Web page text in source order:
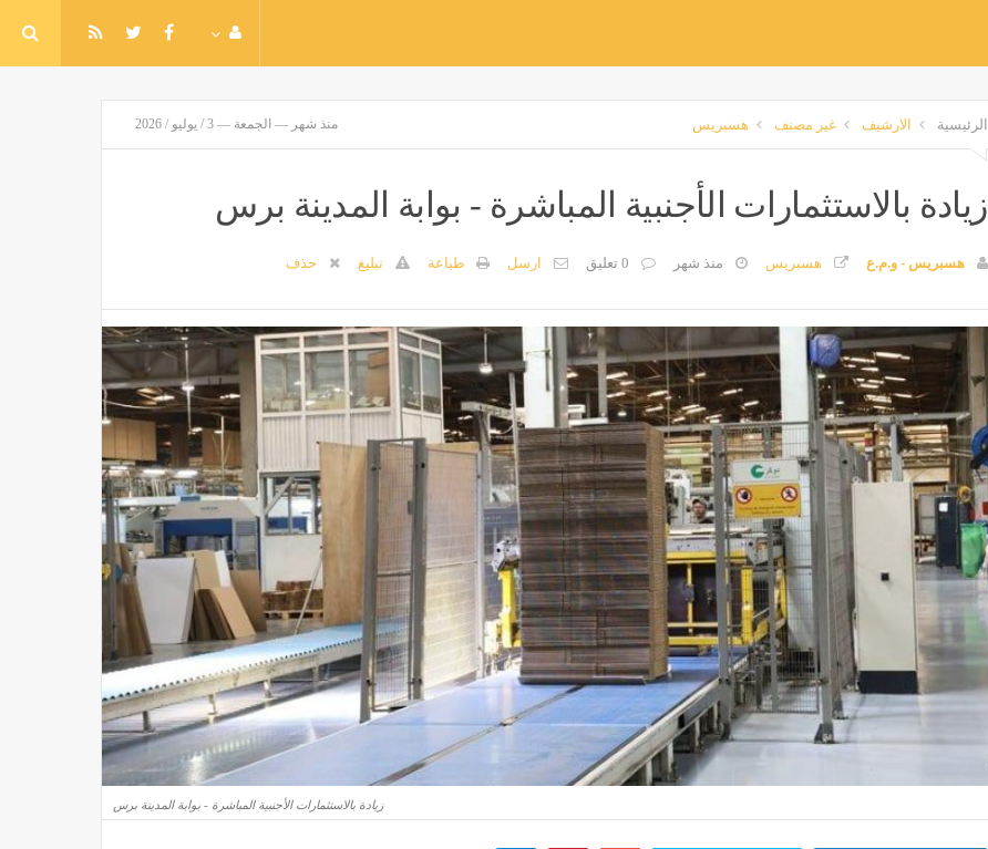
الرئيسية الارشيف غير مصنف هسبريس منذ شهر — الجمعة — 3 / يوليو / 2026
زيادة بالاستثمارات الأجنبية المباشرة - بوابة المدينة برس
هسبريس - و.م.ع هسبريس منذ شهر 0 تعليق ارسل طباعة تبليغ حذف
زيادة بالاستثمارات الأجنبية المباشرة - بوابة المدينة برس